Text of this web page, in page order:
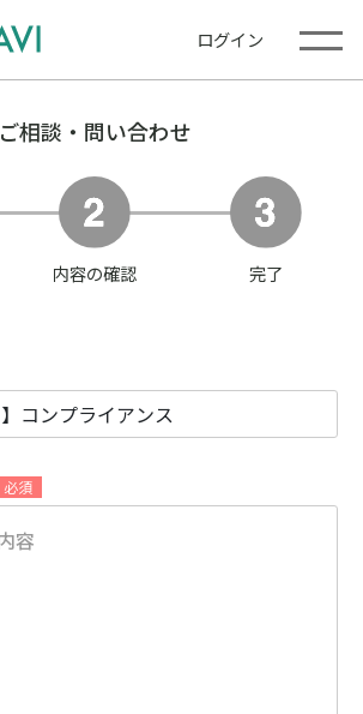
ログイン
ご相談・問い合わせ
内容の確認 完了